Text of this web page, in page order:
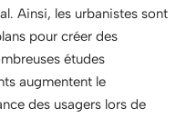
Ainsi, les urbanistes sont
pour créer des
études
augmentent le
des usagers lors de